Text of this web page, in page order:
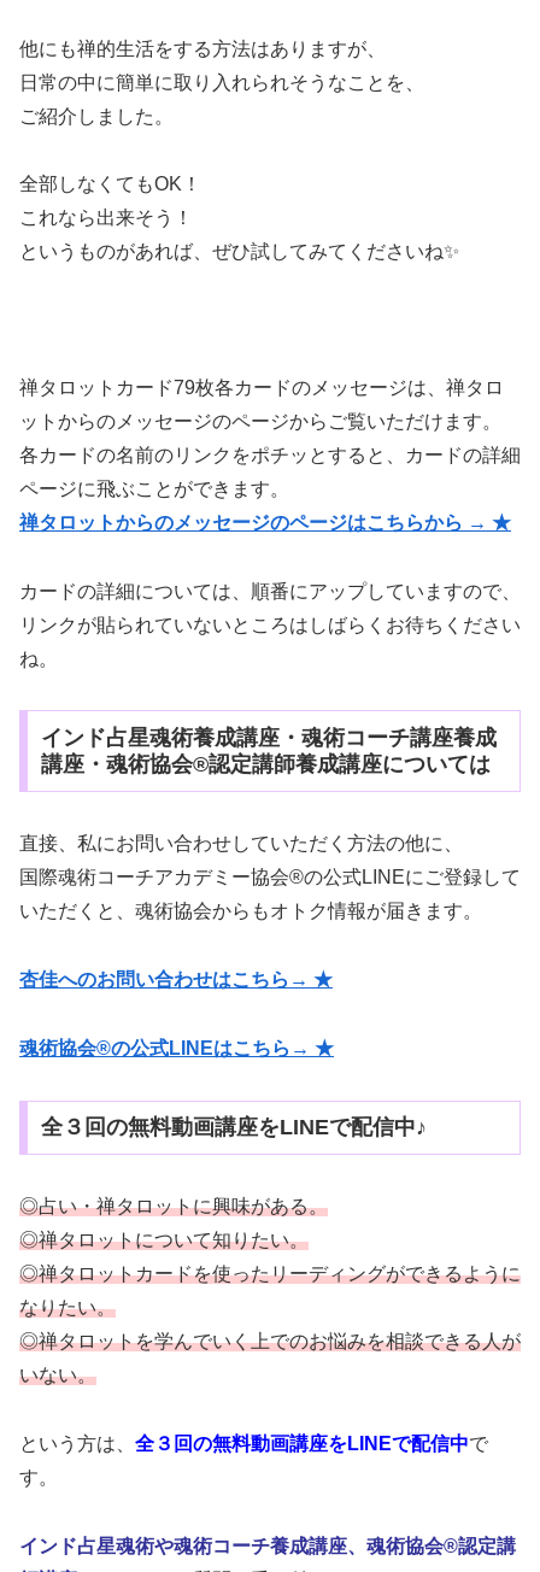
他にも禅的生活をする方法はありますが、
日常の中に簡単に取り入れられそうなことを、
ご紹介しました。
全部しなくてもOK！
これなら出来そう！
というものがあれば、ぜひ試してみてくださいね✨
禅タロットカード79枚各カードのメッセージは、禅タロ
ットからのメッセージのページからご覧いただけます。
各カードの名前のリンクをポチッとすると、カードの詳細
ページに飛ぶことができます。
禅タロットからのメッセージのページはこちらから → ★
カードの詳細については、順番にアップしていますので、
リンクが貼られていないところはしばらくお待ちください
ね。
インド占星魂術養成講座・魂術コーチ講座養成
講座・魂術協会®認定講師養成講座については
直接、私にお問い合わせしていただく方法の他に、
国際魂術コーチアカデミー協会®の公式LINEにご登録して
いただくと、魂術協会からもオトク情報が届きます。
杏佳へのお問い合わせはこちら→ ★
魂術協会®の公式LINEはこちら→ ★
全３回の無料動画講座をLINEで配信中♪
◎占い・禅タロットに興味がある。
◎禅タロットについて知りたい。
◎禅タロットカードを使ったリーディングができるように
なりたい。
◎禅タロットを学んでいく上でのお悩みを相談できる人が
いない。
という方は、 全３回の無料動画講座をLINEで配信中で
す。
インド占星魂術や魂術コーチ養成講座、魂術協会®認定講